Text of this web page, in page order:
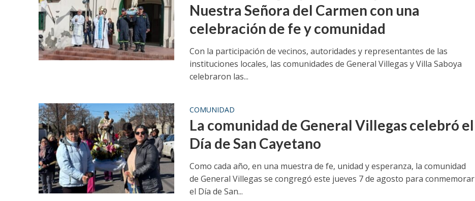
Nuestra Señora del Carmen con una
celebración de fe y comunidad
Con la participación de vecinos, autoridades y representantes de las
instituciones locales, las comunidades de General Villegas y Villa Saboya
celebraron las...
COMUNIDAD
La comunidad de General Villegas celebró el
Día de San Cayetano
Como cada año, en una muestra de fe, unidad y esperanza, la comunidad
de General Villegas se congregó este jueves 7 de agosto para conmemorar
el Día de San...